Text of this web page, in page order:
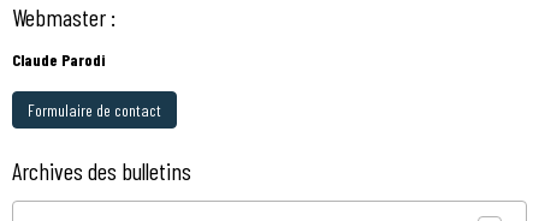
Webmaster :
Claude Parodi
Formulaire de contact
Archives des bulletins